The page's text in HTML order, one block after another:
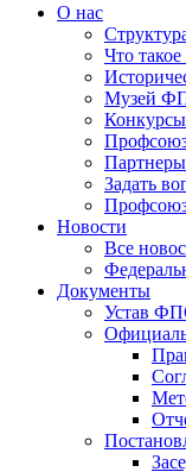
О нас
Что
Музей
Конкурсы
Партнеры
Задать
Новости
Все
Документы
Устав